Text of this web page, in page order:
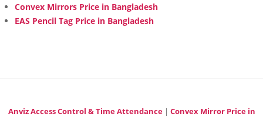
Convex Mirrors Price in Bangladesh
EAS Pencil Tag Price in Bangladesh
Anviz Access Control & Time Attendance| Convex Mirror Price in